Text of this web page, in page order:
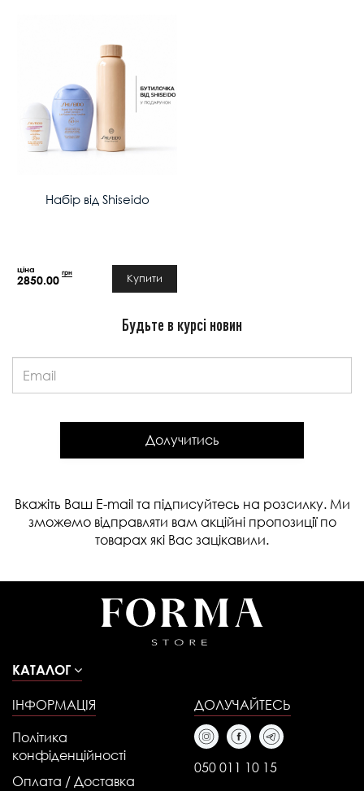
Набір від Shiseido
2850.00
грн Купити
Будьте в курсі новин
Долучитись
Вкажіть Ваш E-mail та підписуйтесь на розсилку. Ми
зможемо відправляти вам акційні пропозиції по
товарах які Вас зацікавили.
КАТАЛОГ
ІНФОРМАЦІЯ
Політика
конфіденційності
Оплата / Доставка
ДОЛУЧАЙТЕСЬ
050 011 10 15